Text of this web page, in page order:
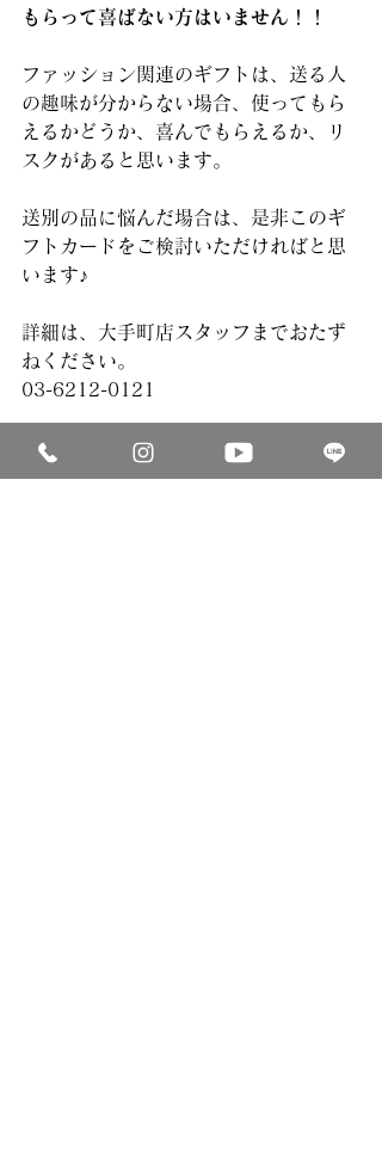
もらって喜ばない方はいません！！
ファッション関連のギフトは、送る人
の趣味が分からない場合、使ってもら
えるかどうか、喜んでもらえるか、リ
スクがあると思います。
送別の品に悩んだ場合は、是非このギ
フトカードをご検討いただければと思
います♪
詳細は、大手町店スタッフまでおたず
ねください。
03-6212-0121